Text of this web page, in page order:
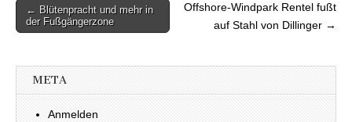
Beitragsnavigation
← Blütenpracht und mehr in
der Fußgängerzone
Offshore-Windpark Rentel fußt
auf Stahl von Dillinger →
META
Anmelden